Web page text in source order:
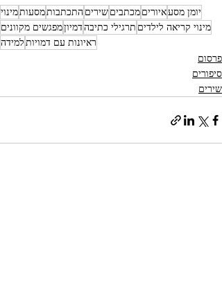
יומן מסעאיוריםמכתביםשירים התכתבותמסעותמינוי
מינוי קריאה לילדים תרגילי כתיבהדמיוןמפגשים מקוונים
ראיונות עם דמויותלמידה
פרסום
סיפורים
שירים